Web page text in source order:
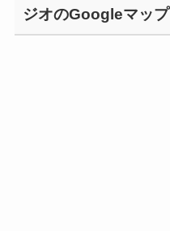
ジオのGoogleマップ